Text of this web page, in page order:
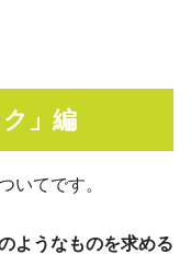
」編
いてです。
ようなものを求める